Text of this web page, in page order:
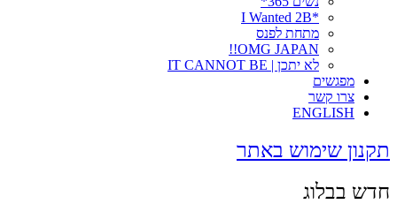
*I Wanted 2B
מתחת לפנס
OMG JAPAN!!
לא יתכן | IT CANNOT BE
מפגשים
צרו קשר
ENGLISH
תקנון שימוש באתר
חדש בבלוג